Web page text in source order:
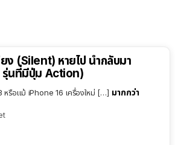
ง (Silent) หายไป นำกลับมา
รุ่นที่มีปุ่ม Action)
หรือแม้ iPhone 16 เครื่องใหม่ […] มากกว่า